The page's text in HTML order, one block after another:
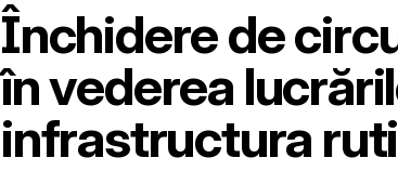
Închidere de
în vederea
infrastructura